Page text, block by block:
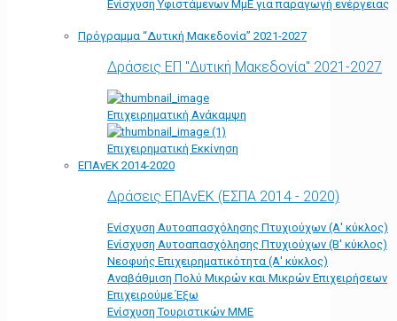
Ενίσχυση Υφιστάμενων ΜμΕ για παραγωγή ενέργειας
Πρόγραμμα “Δυτική Μακεδονία” 2021-2027
Δράσεις ΕΠ "Δυτική Μακεδονία" 2021-2027
Επιχειρηματική Ανάκαμψη
Επιχειρηματική Εκκίνηση
ΕΠΑνΕΚ 2014-2020
Δράσεις ΕΠΑνΕΚ (ΕΣΠΑ 2014 - 2020)
Ενίσχυση Αυτοαπασχόλησης Πτυχιούχων (Α' κύκλος)
Ενίσχυση Αυτοαπασχόλησης Πτυχιούχων (Β' κύκλος)
Νεοφυής Επιχειρηματικότητα (Α' κύκλος)
Αναβάθμιση Πολύ Μικρών και Μικρών Επιχειρήσεων
Επιχειρούμε Έξω
Ενίσχυση Τουριστικών ΜΜΕ